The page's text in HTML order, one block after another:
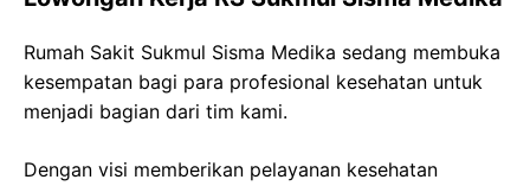
Rumah Sakit Sukmul Sisma Medika sedang membuka
kesempatan bagi para profesional kesehatan untuk
menjadi bagian dari tim kami.
Dengan visi memberikan pelayanan kesehatan